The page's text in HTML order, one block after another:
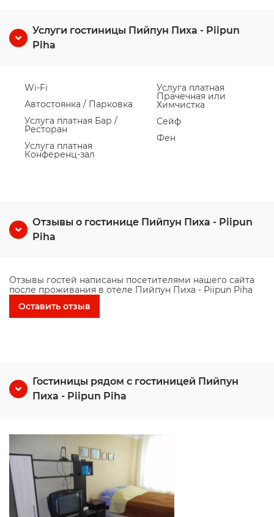
Услуги гостиницы Пийпун Пиха - Piipun
Piha
Wi-Fi
Автостоянка / Парковка
Услуга платная Бар /
Ресторан
Услуга платная
Конференц-зал
Услуга платная
Прачечная или
Химчистка
Сейф
Фен
Отзывы о гостинице Пийпун Пиха - Piipun
Piha
Отзывы гостей написаны посетителями нашего сайта
после проживания в отеле Пийпун Пиха - Piipun Piha
Оставить отзыв
Гостиницы рядом с гостиницей Пийпун
Пиха - Piipun Piha